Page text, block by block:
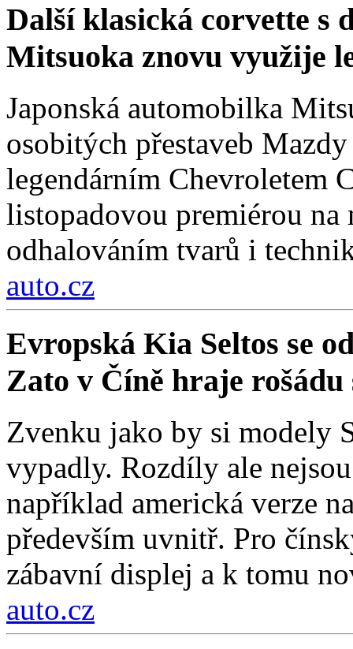
Další klasická corvette s
Mitsuoka znovu využije
Japonská automobilka
osobitých přestaveb
legendárním Chevroletem
listopadovou premiérou
odhalováním tvarů i
auto.cz
Evropská Kia Seltos se
Zato v Číně hraje
Zvenku jako by si modely
vypadly. Rozdíly ale
například americká verze
především uvnitř. Pro
zábavní displej a k tomu
auto.cz